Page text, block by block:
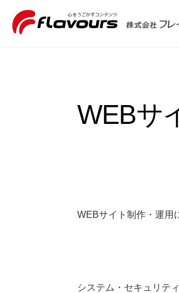
WEBサ
WEBサイト制作・運用
システム・セキュリテ